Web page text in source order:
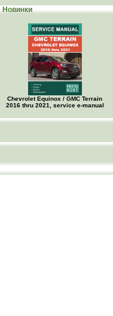
Новинки
Chevrolet Equinox / GMC Terrain
2016 thru 2021, service e-manual